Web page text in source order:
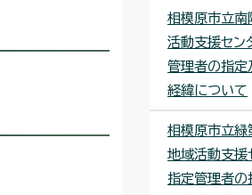
相模原市立南
活動支援セン
管理者の指定
経緯について
相模原市立緑
地域活動支援
指定管理者の